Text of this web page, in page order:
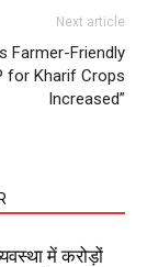
Next article
Farmer-Friendly
for Kharif Crops
Increased”
में करोड़ों